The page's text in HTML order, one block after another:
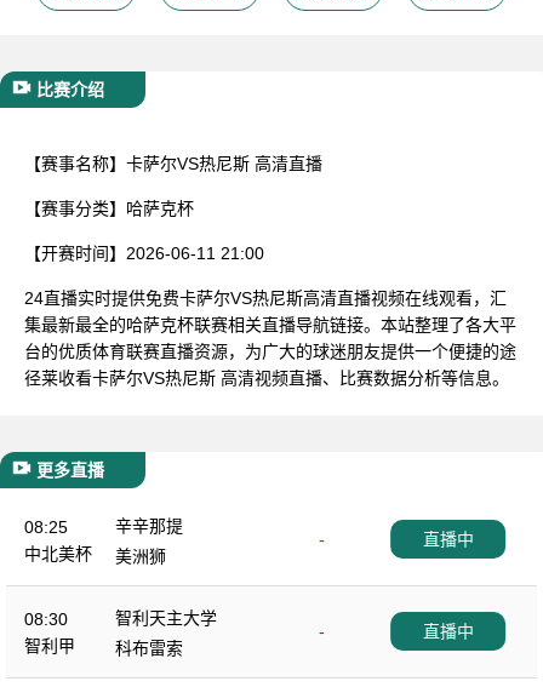
比赛介绍
【赛事名称】 卡萨尔VS热尼斯 高清直播
【赛事分类】 哈萨克杯
【开赛时间】 2026-06-11 21:00
24直播实时提供免费卡萨尔VS热尼斯高清直播视频在线观看，汇
集最新最全的哈萨克杯联赛相关直播导航链接。本站整理了各大平
台的优质体育联赛直播资源，为广大的球迷朋友提供一个便捷的途
径莱收看卡萨尔VS热尼斯 高清视频直播、比赛数据分析等信息。
更多直播
08:25
中北美杯
辛辛那提
-
美洲狮
直播中
08:30
智利甲
智利天主大学
-
科布雷索
直播中